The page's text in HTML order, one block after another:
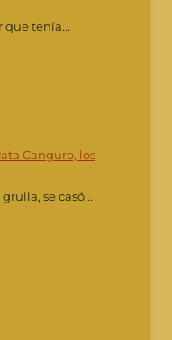
que tenía...
Canguro, los
se casó...